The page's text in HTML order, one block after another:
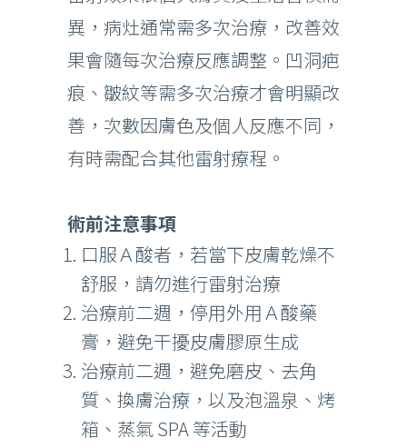
異，病灶通常需多次治療，改善效
果會隨每次治療反應調整。凹洞疤
痕、皺紋等需多次治療才會明顯改
善，次數因膚色及個人反應不同，
有時需配合其他雷射療程。
術前注意事項
口服Ａ酸者，若當下皮膚乾燥不
舒服，請勿進行雷射治療
治療前二週，停用外用Ａ酸藥
膏，避免干擾皮膚膠原生成
治療前二週，避免磨皮、去角
質、換膚治療，以及泡溫泉、烤
箱、蒸氣 SPA 等活動